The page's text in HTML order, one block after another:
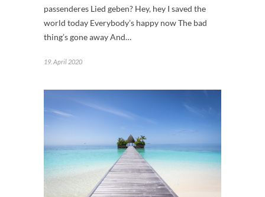
passenderes Lied geben? Hey, hey I saved the
world today Everybody’s happy now The bad
thing’s gone away And…
19. April 2020